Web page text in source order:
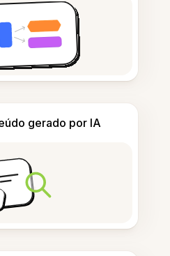
gerado por IA